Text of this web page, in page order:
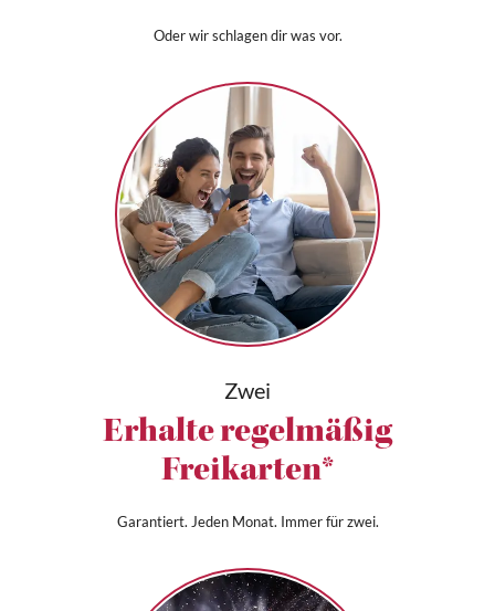
Oder wir schlagen dir was vor.
Zwei
Erhalte regelmäßig
Freikarten*
Garantiert. Jeden Monat. Immer für zwei.